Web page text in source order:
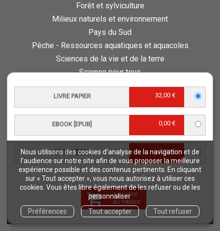
Nous utilisons des cookies d’analyse de la navigation et de
l’audience sur notre site afin de vous proposer la meilleure
expérience possible et des contenus pertinents. En cliquant
sur « Tout accepter », vous nous autorisez à utiliser ces
cookies. Vous êtes libre également de les refuser ou de les
personnaliser.
Préférences
Tout accepter Tout refuser
LIVRE PAPIER 32,00 €
EBOOK [EPUB] 0,00 €
EBOOK [PDF] 0,00 €
AJOUTER
AU PANIER
Forêt et sylviculture
Milieux naturels et environnement
Pays du Sud
Pêche - Ressources aquatiques et aquacoles
Sciences de la vie et de la terre
Science pour tous
Sciences sociales, politiques, économiques
ESPACE PRO
Vous êtes auteur
Vous êtes journaliste
Vous êtes libraire
Vous êtes bibliothécaire
Foreign rights
Procédure d'évaluation
NOTRE SITE